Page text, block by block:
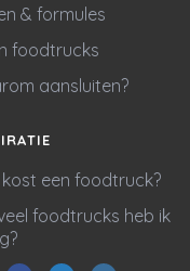
& formules
foodtrucks
aansluiten?
een foodtruck?
foodtrucks heb ik